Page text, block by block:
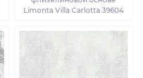
Limonta Villa Carlotta 39604